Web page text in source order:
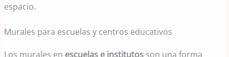
espacio.
Murales para escuelas y centros educativos
Los murales en escuelas e institutos son una forma